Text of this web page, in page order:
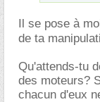
Il se pose à
de ta
Qu'attends-tu
des moteurs?
chacun d'eux